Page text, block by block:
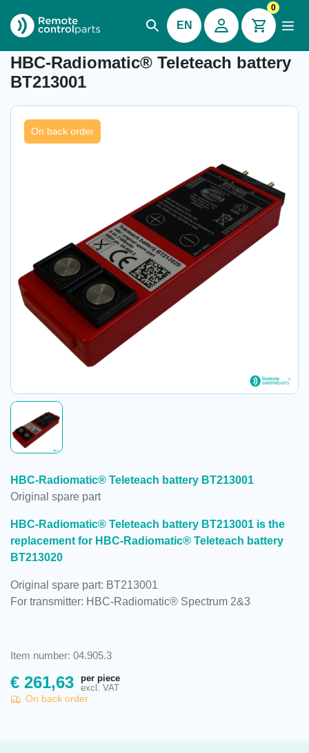
EN
0
Item number: 04.905.3
HBC-Radiomatic® Teleteach battery
BT213001
On back order
HBC-Radiomatic® Teleteach battery BT213001
Original spare part
HBC-Radiomatic® Teleteach battery BT213001 is the
replacement for HBC-Radiomatic® Teleteach battery
BT213020
Original spare part: BT213001
For transmitter: HBC-Radiomatic® Spectrum 2&3
Item number: 04.905.3
€ 261,63
per piece
excl. VAT
On back order